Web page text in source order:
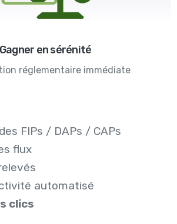
Gagner en sérénité
réglementaire immédiate
FIPs / DAPs / CAPs
flux
automatisé
clics